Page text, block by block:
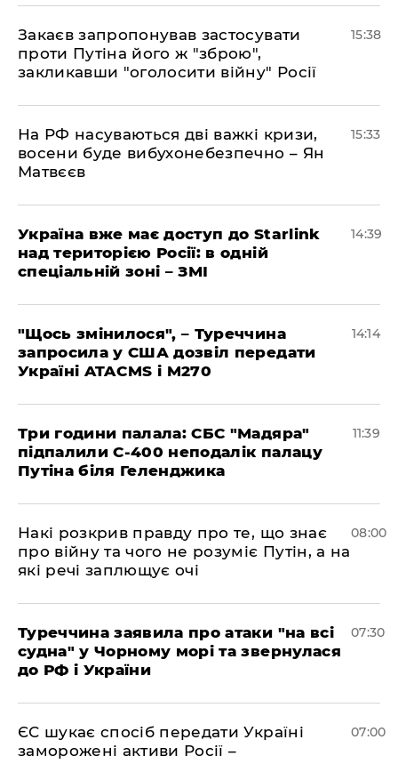
Закаєв запропонував застосувати
проти Путіна його ж "зброю",
закликавши "оголосити війну" Росії
15:38
На РФ насуваються дві важкі кризи,
восени буде вибухонебезпечно – Ян
Матвєєв
15:33
Україна вже має доступ до Starlink
над територією Росії: в одній
спеціальній зоні – ЗМІ
14:39
"Щось змінилося", – Туреччина
запросила у США дозвіл передати
Україні ATACMS і M270
14:14
Три години палала: СБС "Мадяра"
підпалили С-400 неподалік палацу
Путіна біля Геленджика
11:39
Накі розкрив правду про те, що знає
про війну та чого не розуміє Путін, а на
які речі заплющує очі
08:00
Туреччина заявила про атаки "на всі
судна" у Чорному морі та звернулася
до РФ і України
07:30
ЄС шукає спосіб передати Україні
заморожені активи Росії –
07:00